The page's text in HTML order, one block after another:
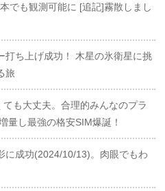
でも観測可能に [追記]霧散しまし
打ち上げ成功！ 木星の氷衛星に挑
旅
も大丈夫。合理的みんなのプラ
量し最強の格安SIM爆誕！
に成功(2024/10/13)。肉眼でもわ